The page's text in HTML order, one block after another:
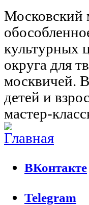
Московский
культурных
округа для
москвичей.
детей и
мастер-
ВКонтакте
Telegram